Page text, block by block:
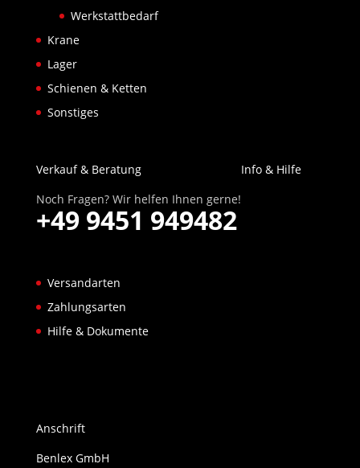
Werkstattbedarf
Krane
Lager
Schienen & Ketten
Sonstiges
Verkauf & Beratung
Noch Fragen? Wir helfen Ihnen gerne!
+49 9451 949482
Info & Hilfe
Versandarten
Zahlungsarten
Hilfe & Dokumente
Anschrift
Benlex GmbH